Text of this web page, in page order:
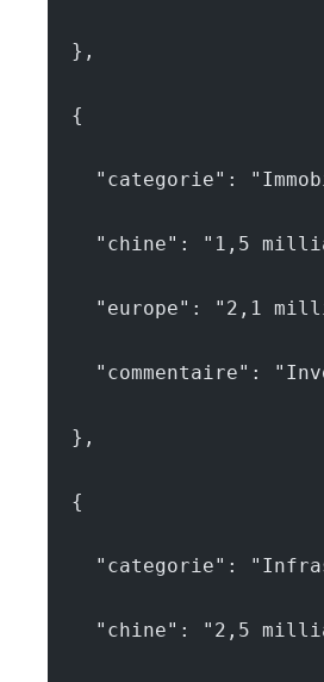
  },
  {
"categorie":
"chine": "1,5
"europe": "2,1
"commentaire":
  },
  {
"categorie":
"chine": "2,5